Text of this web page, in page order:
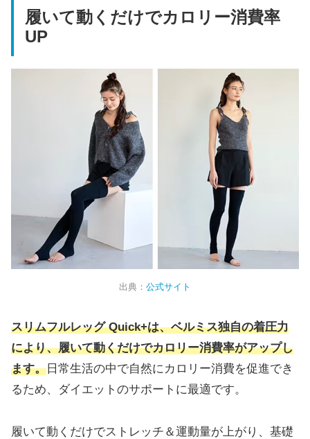
履いて動くだけでカロリー消費率
UP
出典： 公式サイト
スリムフルレッグ Quick+は、ベルミス独自の着圧力
により、履いて動くだけでカロリー消費率がアップし
ます。 日常生活の中で自然にカロリー消費を促進でき
るため、ダイエットのサポートに最適です。
履いて動くだけでストレッチ＆運動量が上がり、基礎